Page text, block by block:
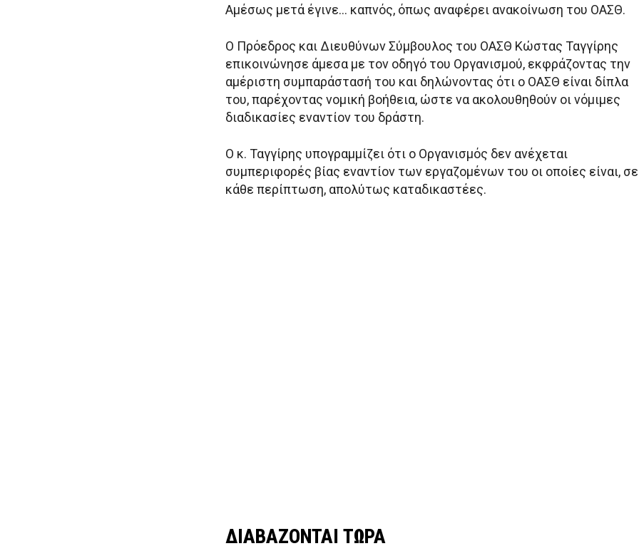
Αμέσως μετά έγινε… καπνός, όπως αναφέρει ανακοίνωση του ΟΑΣΘ.
Ο Πρόεδρος και Διευθύνων Σύμβουλος του ΟΑΣΘ Κώστας Ταγγίρης
επικοινώνησε άμεσα με τον οδηγό του Οργανισμού, εκφράζοντας την
αμέριστη συμπαράστασή του και δηλώνοντας ότι ο ΟΑΣΘ είναι δίπλα
του, παρέχοντας νομική βοήθεια, ώστε να ακολουθηθούν οι νόμιμες
διαδικασίες εναντίον του δράστη.
Ο κ. Ταγγίρης υπογραμμίζει ότι ο Οργανισμός δεν ανέχεται
συμπεριφορές βίας εναντίον των εργαζομένων του οι οποίες είναι, σε
κάθε περίπτωση, απολύτως καταδικαστέες.
ΔΙΑΒΑΖΟΝΤΑΙ ΤΩΡΑ